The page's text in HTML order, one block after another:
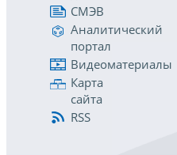
СМЭВ
Аналитический
портал
Видеоматериалы
Карта
сайта
RSS